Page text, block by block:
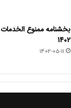
بخشنامه ممنوع
1402
1402-05-11